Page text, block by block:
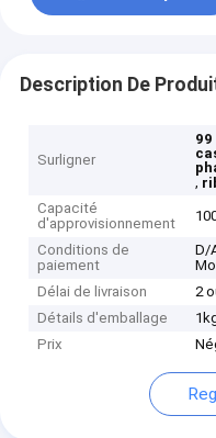
Description De
Surligner
,
Capacité
d'approvisionnement
Conditions de
paiement
D/
Délai de livraison
2
Détails d'emballage
Prix